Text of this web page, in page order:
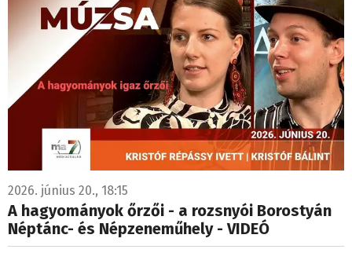
2026. június 20., 18:15
A hagyományok őrzői - a rozsnyói Borostyán
Néptánc- és Népzeneműhely - VIDEÓ